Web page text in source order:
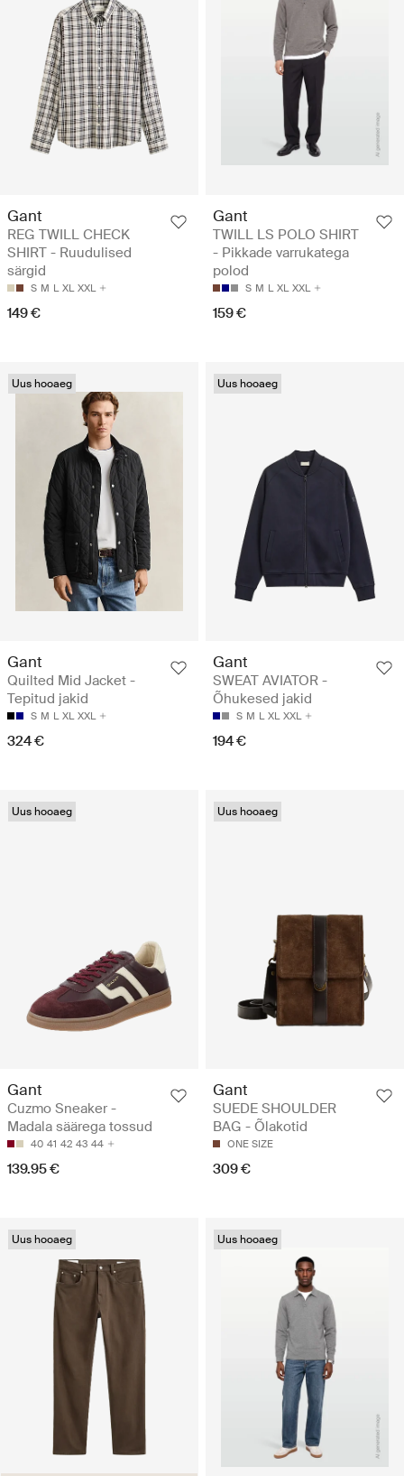
Gant
REG TWILL CHECK
SHIRT - Ruudulised
särgid
S M L XL XXL
149 €
Gant
TWILL LS POLO SHIRT
- Pikkade varrukatega
polod
S M L XL XXL
159 €
Uus hooaeg
Gant
Quilted Mid Jacket -
Tepitud jakid
S M L XL XXL
324 €
Uus hooaeg
Gant
SWEAT AVIATOR -
Õhukesed jakid
S M L XL XXL
194 €
Uus hooaeg
Gant
Cuzmo Sneaker -
Madala säärega tossud
40 41 42 43 44
139.95 €
Uus hooaeg
Gant
SUEDE SHOULDER
BAG - Õlakotid
ONE SIZE
309 €
Uus hooaeg Uus hooaeg